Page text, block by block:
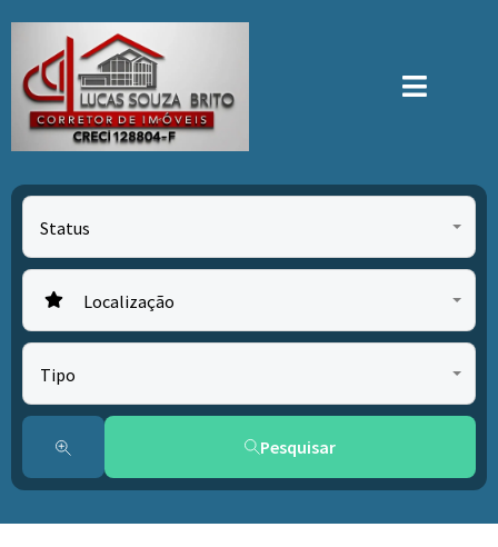
Status
Localização
Tipo
Pesquisar